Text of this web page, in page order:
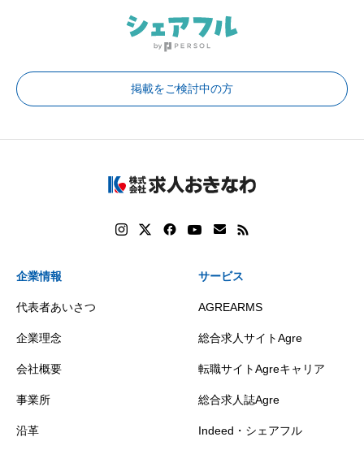
掲載をご検討中の方
企業情報
代表者あいさつ
企業理念
会社概要
事業所
沿革
サービス
AGREARMS
総合求人サイトAgre
転職サイトAgreキャリア
総合求人誌Agre
Indeed・シェアフル